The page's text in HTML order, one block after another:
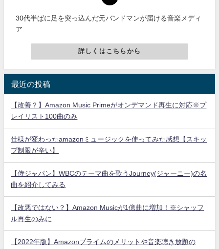
30代半ばに足を突っ込んだ元バンドマンが届ける音楽メディ
ア
詳しくはこちらから
最近の投稿
【改善？】Amazon Music Primeがオンデマンド再生に対応※プ
レイリスト100曲のみ
仕様が変わったamazonミュージックを使ってみた感想【スキッ
プ制限が辛い】
【侍ジャパン】WBCのテーマ曲を歌うJourney(ジャーニー)の名
曲を紹介してみる
【改悪ではない？】Amazon Musicが1億曲に増加！※シャッフ
ル再生のみに
【2022年版】Amazonプライムのメリットや音楽聴き放題の